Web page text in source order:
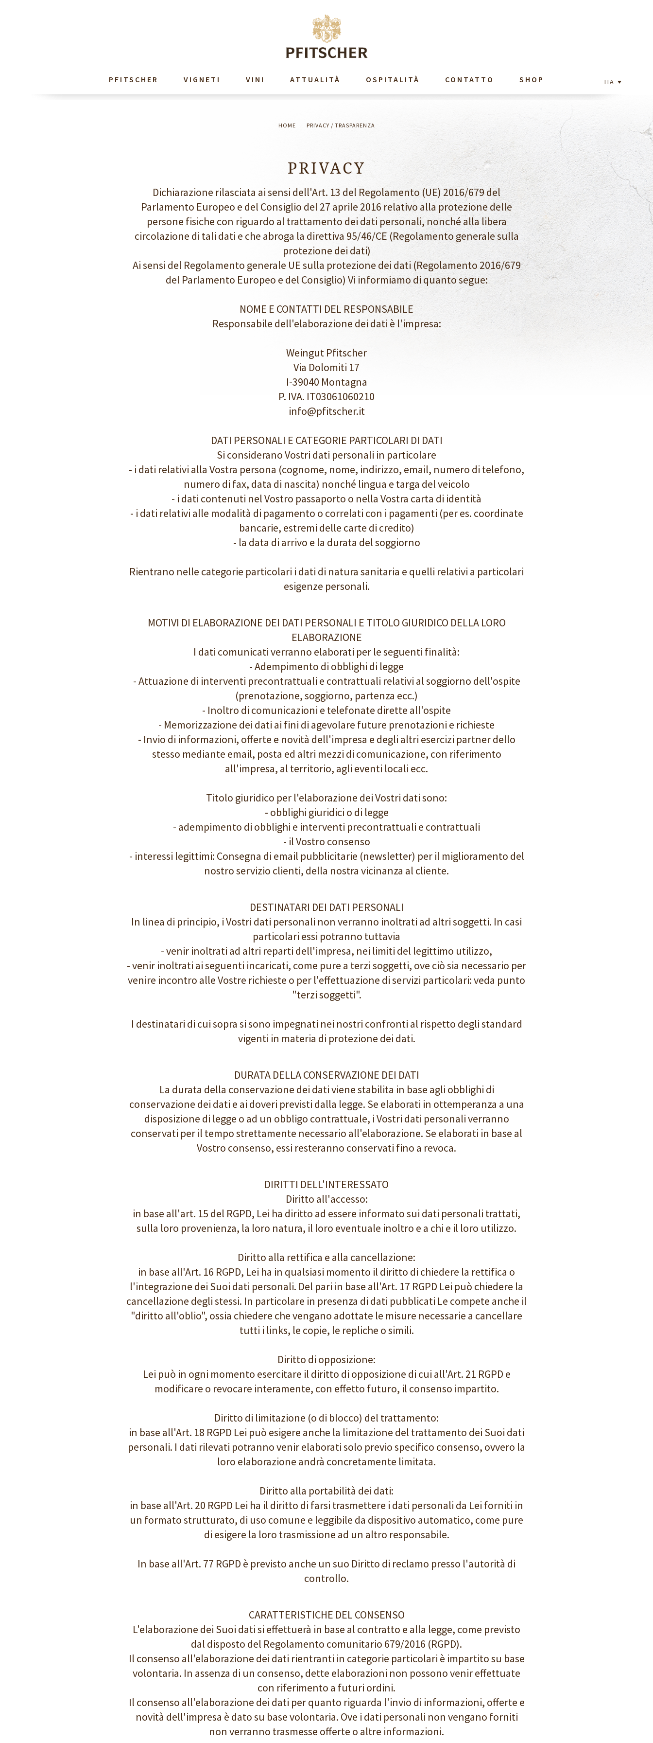
PFITSCHER VIGNETI VINI ATTUALITÀ OSPITALITÀ CONTATTO SHOP ITA
HOME . PRIVACY / TRASPARENZA
PRIVACY
Dichiarazione rilasciata ai sensi dell'Art. 13 del Regolamento (UE) 2016/679 del
Parlamento Europeo e del Consiglio del 27 aprile 2016 relativo alla protezione delle
persone fisiche con riguardo al trattamento dei dati personali, nonché alla libera
circolazione di tali dati e che abroga la direttiva 95/46/CE (Regolamento generale sulla
protezione dei dati)
Ai sensi del Regolamento generale UE sulla protezione dei dati (Regolamento 2016/679
del Parlamento Europeo e del Consiglio) Vi informiamo di quanto segue:
NOME E CONTATTI DEL RESPONSABILE
Responsabile dell'elaborazione dei dati è l'impresa:
Weingut Pfitscher
Via Dolomiti 17
I-39040 Montagna
P. IVA. IT03061060210
info@pfitscher.it
DATI PERSONALI E CATEGORIE PARTICOLARI DI DATI
Si considerano Vostri dati personali in particolare
- i dati relativi alla Vostra persona (cognome, nome, indirizzo, email, numero di telefono,
numero di fax, data di nascita) nonché lingua e targa del veicolo
- i dati contenuti nel Vostro passaporto o nella Vostra carta di identità
- i dati relativi alle modalità di pagamento o correlati con i pagamenti (per es. coordinate
bancarie, estremi delle carte di credito)
- la data di arrivo e la durata del soggiorno
Rientrano nelle categorie particolari i dati di natura sanitaria e quelli relativi a particolari
esigenze personali.
MOTIVI DI ELABORAZIONE DEI DATI PERSONALI E TITOLO GIURIDICO DELLA LORO
ELABORAZIONE
I dati comunicati verranno elaborati per le seguenti finalità:
- Adempimento di obblighi di legge
- Attuazione di interventi precontrattuali e contrattuali relativi al soggiorno dell'ospite
(prenotazione, soggiorno, partenza ecc.)
- Inoltro di comunicazioni e telefonate dirette all'ospite
- Memorizzazione dei dati ai fini di agevolare future prenotazioni e richieste
- Invio di informazioni, offerte e novità dell'impresa e degli altri esercizi partner dello
stesso mediante email, posta ed altri mezzi di comunicazione, con riferimento
all'impresa, al territorio, agli eventi locali ecc.
Titolo giuridico per l'elaborazione dei Vostri dati sono:
- obblighi giuridici o di legge
- adempimento di obblighi e interventi precontrattuali e contrattuali
- il Vostro consenso
- interessi legittimi: Consegna di email pubblicitarie (newsletter) per il miglioramento del
nostro servizio clienti, della nostra vicinanza al cliente.
DESTINATARI DEI DATI PERSONALI
In linea di principio, i Vostri dati personali non verranno inoltrati ad altri soggetti. In casi
particolari essi potranno tuttavia
- venir inoltrati ad altri reparti dell'impresa, nei limiti del legittimo utilizzo,
- venir inoltrati ai seguenti incaricati, come pure a terzi soggetti, ove ciò sia necessario per
venire incontro alle Vostre richieste o per l'effettuazione di servizi particolari: veda punto
"terzi soggetti".
I destinatari di cui sopra si sono impegnati nei nostri confronti al rispetto degli standard
vigenti in materia di protezione dei dati.
DURATA DELLA CONSERVAZIONE DEI DATI
La durata della conservazione dei dati viene stabilita in base agli obblighi di
conservazione dei dati e ai doveri previsti dalla legge. Se elaborati in ottemperanza a una
disposizione di legge o ad un obbligo contrattuale, i Vostri dati personali verranno
conservati per il tempo strettamente necessario all'elaborazione. Se elaborati in base al
Vostro consenso, essi resteranno conservati fino a revoca.
DIRITTI DELL'INTERESSATO
Diritto all'accesso:
in base all'art. 15 del RGPD, Lei ha diritto ad essere informato sui dati personali trattati,
sulla loro provenienza, la loro natura, il loro eventuale inoltro e a chi e il loro utilizzo.
Diritto alla rettifica e alla cancellazione:
in base all'Art. 16 RGPD, Lei ha in qualsiasi momento il diritto di chiedere la rettifica o
l'integrazione dei Suoi dati personali. Del pari in base all'Art. 17 RGPD Lei può chiedere la
cancellazione degli stessi. In particolare in presenza di dati pubblicati Le compete anche il
"diritto all'oblio", ossia chiedere che vengano adottate le misure necessarie a cancellare
tutti i links, le copie, le repliche o simili.
Diritto di opposizione:
Lei può in ogni momento esercitare il diritto di opposizione di cui all'Art. 21 RGPD e
modificare o revocare interamente, con effetto futuro, il consenso impartito.
Diritto di limitazione (o di blocco) del trattamento:
in base all'Art. 18 RGPD Lei può esigere anche la limitazione del trattamento dei Suoi dati
personali. I dati rilevati potranno venir elaborati solo previo specifico consenso, ovvero la
loro elaborazione andrà concretamente limitata.
Diritto alla portabilità dei dati:
in base all'Art. 20 RGPD Lei ha il diritto di farsi trasmettere i dati personali da Lei forniti in
un formato strutturato, di uso comune e leggibile da dispositivo automatico, come pure
di esigere la loro trasmissione ad un altro responsabile.
In base all'Art. 77 RGPD è previsto anche un suo Diritto di reclamo presso l'autorità di
controllo.
CARATTERISTICHE DEL CONSENSO
L'elaborazione dei Suoi dati si effettuerà in base al contratto e alla legge, come previsto
dal disposto del Regolamento comunitario 679/2016 (RGPD).
Il consenso all'elaborazione dei dati rientranti in categorie particolari è impartito su base
volontaria. In assenza di un consenso, dette elaborazioni non possono venir effettuate
con riferimento a futuri ordini.
Il consenso all'elaborazione dei dati per quanto riguarda l'invio di informazioni, offerte e
novità dell'impresa è dato su base volontaria. Ove i dati personali non vengano forniti
non verranno trasmesse offerte o altre informazioni.